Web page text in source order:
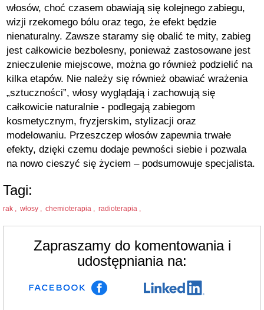
włosów, choć czasem obawiają się kolejnego zabiegu,
wizji rzekomego bólu oraz tego, że efekt będzie
nienaturalny. Zawsze staramy się obalić te mity, zabieg
jest całkowicie bezbolesny, ponieważ zastosowane jest
znieczulenie miejscowe, można go również podzielić na
kilka etapów. Nie należy się również obawiać wrażenia
„sztuczności”, włosy wyglądają i zachowują się
całkowicie naturalnie - podlegają zabiegom
kosmetycznym, fryzjerskim, stylizacji oraz
modelowaniu. Przeszczep włosów zapewnia trwałe
efekty, dzięki czemu dodaje pewności siebie i pozwala
na nowo cieszyć się życiem – podsumowuje specjalista.
Tagi:
rak , włosy , chemioterapia , radioterapia ,
Zapraszamy do komentowania i
udostępniania na: